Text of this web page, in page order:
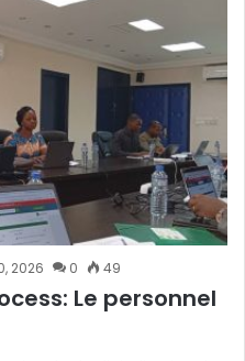
2026 0 49
Le personnel